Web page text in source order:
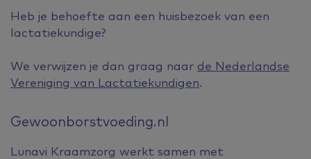
Heb je behoefte aan een huisbezoek van een
lactatiekundige?
We verwijzen je dan graag naar de Nederlandse
Vereniging van Lactatiekundigen.
Gewoonborstvoeding.nl
Lunavi Kraamzorg werkt samen met